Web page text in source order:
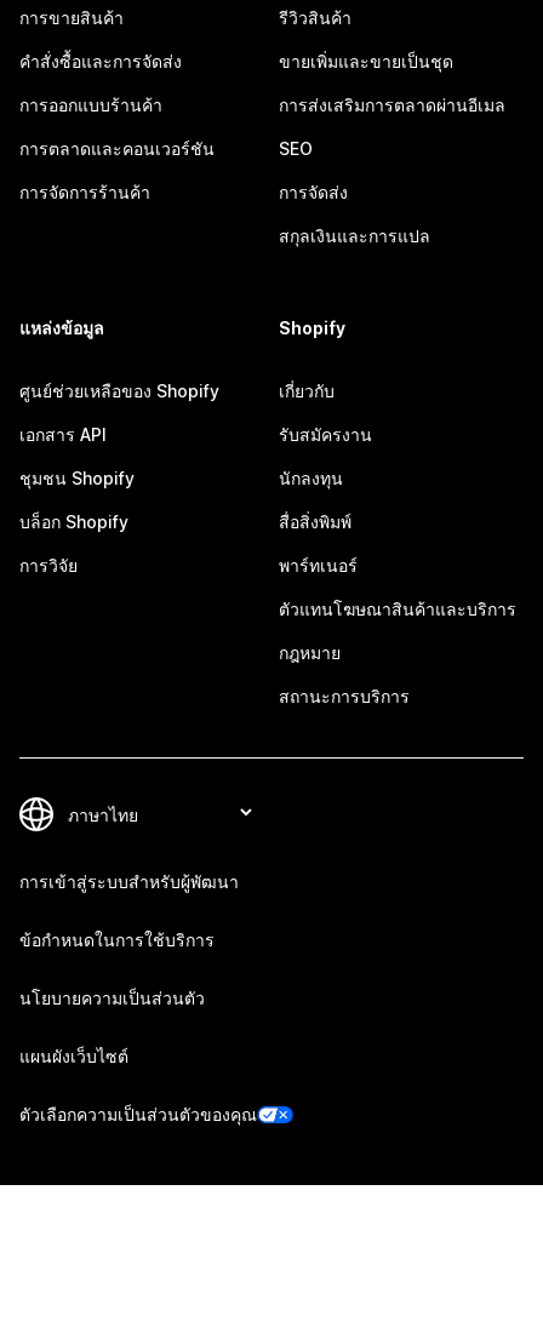
การขายสินค้า
คำสั่งซื้อและการจัดส่ง
การออกแบบร้านค้า
การตลาดและคอนเวอร์ชัน
การจัดการร้านค้า
รีวิวสินค้า
ขายเพิ่มและขายเป็นชุด
การส่งเสริมการตลาดผ่านอีเมล
SEO
การจัดส่ง
สกุลเงินและการแปล
แหล่งข้อมูล
ศูนย์ช่วยเหลือของ Shopify
เอกสาร API
ชุมชน Shopify
บล็อก Shopify
การวิจัย
Shopify
เกี่ยวกับ
รับสมัครงาน
นักลงทุน
สื่อสิ่งพิมพ์
พาร์ทเนอร์
ตัวแทนโฆษณาสินค้าและบริการ
กฎหมาย
สถานะการบริการ
การเข้าสู่ระบบสำหรับผู้พัฒนา
ข้อกำหนดในการใช้บริการ
นโยบายความเป็นส่วนตัว
แผนผังเว็บไซต์
ตัวเลือกความเป็นส่วนตัวของคุณ